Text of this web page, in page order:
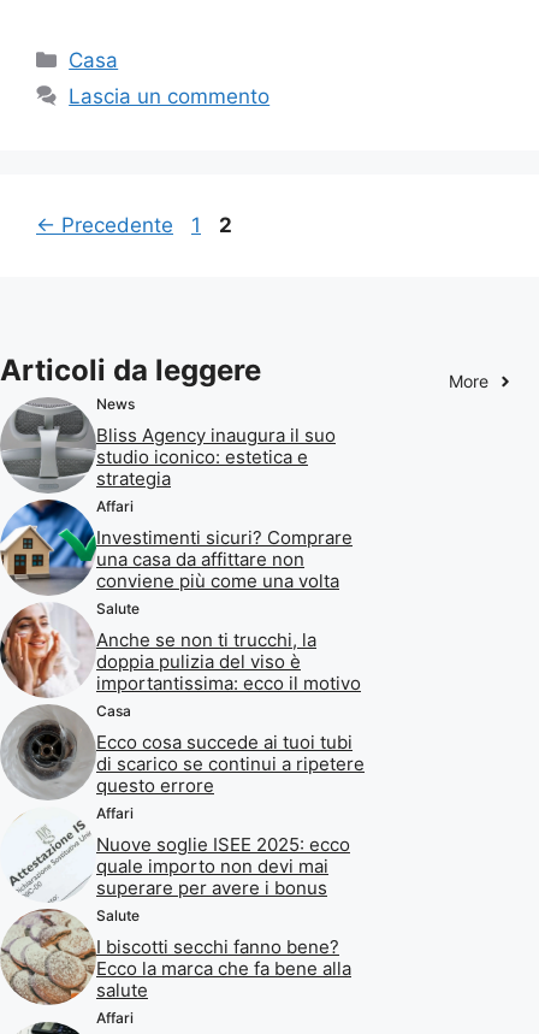
Categorie
Casa
Lascia un commento
← Precedente Pagina
1 Pagina
2
Articoli da leggere More
News
Bliss Agency inaugura il suo
studio iconico: estetica e
strategia
Affari
Investimenti sicuri? Comprare
una casa da affittare non
conviene più come una volta
Salute
Anche se non ti trucchi, la
doppia pulizia del viso è
importantissima: ecco il motivo
Casa
Ecco cosa succede ai tuoi tubi
di scarico se continui a ripetere
questo errore
Affari
Nuove soglie ISEE 2025: ecco
quale importo non devi mai
superare per avere i bonus
Salute
I biscotti secchi fanno bene?
Ecco la marca che fa bene alla
salute
Affari